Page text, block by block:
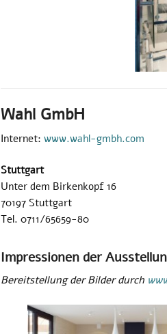
Wahl GmbH
Internet: www.wahl-gmbh.com
Stuttgart
Unter dem Birkenkopf 16
70197 Stuttgart
Tel. 0711/65659-80
Impressionen der
Bereitstellung der Bilder durch